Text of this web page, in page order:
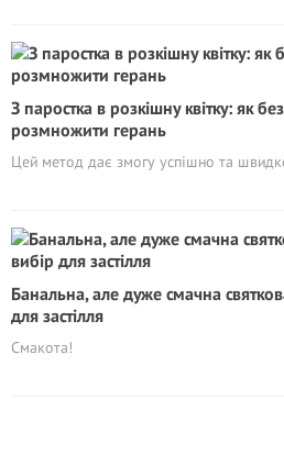
З паростка в розкішну квітку: як
розмножити герань
Цей метод дає змогу успішно та
Банальна, але дуже смачна
для застілля
Смакота!